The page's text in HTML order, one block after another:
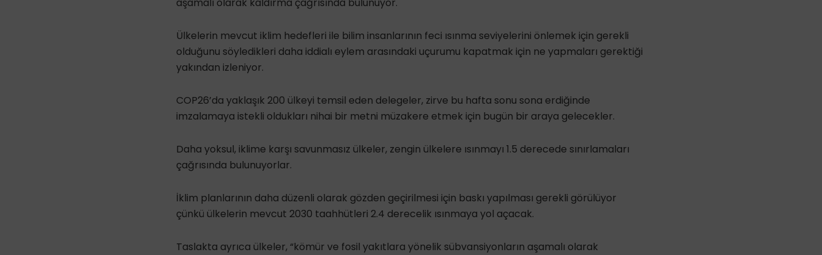
aşamalı olarak kaldırma çağrısında bulunuyor.
Ülkelerin mevcut iklim hedefleri ile bilim insanlarının feci ısınma seviyelerini önlemek için gerekli
olduğunu söyledikleri daha iddialı eylem arasındaki uçurumu kapatmak için ne yapmaları gerektiği
yakından izleniyor.
COP26’da yaklaşık 200 ülkeyi temsil eden delegeler, zirve bu hafta sonu sona erdiğinde
imzalamaya istekli oldukları nihai bir metni müzakere etmek için bugün bir araya gelecekler.
Daha yoksul, iklime karşı savunmasız ülkeler, zengin ülkelere ısınmayı 1.5 derecede sınırlamaları
çağrısında bulunuyorlar.
İklim planlarının daha düzenli olarak gözden geçirilmesi için baskı yapılması gerekli görülüyor
çünkü ülkelerin mevcut 2030 taahhütleri 2.4 derecelik ısınmaya yol açacak.
Taslakta ayrıca ülkeler, “kömür ve fosil yakıtlara yönelik sübvansiyonların aşamalı olarak